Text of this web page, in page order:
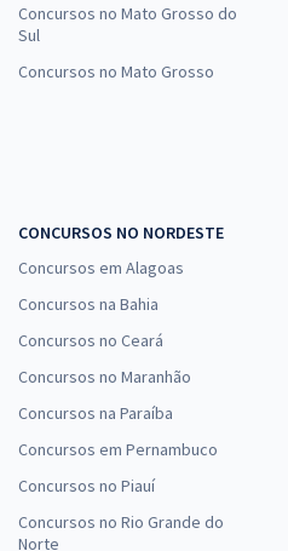
Concursos no Mato Grosso do
Sul
Concursos no Mato Grosso
CONCURSOS NO NORDESTE
Concursos em Alagoas
Concursos na Bahia
Concursos no Ceará
Concursos no Maranhão
Concursos na Paraíba
Concursos em Pernambuco
Concursos no Piauí
Concursos no Rio Grande do
Norte